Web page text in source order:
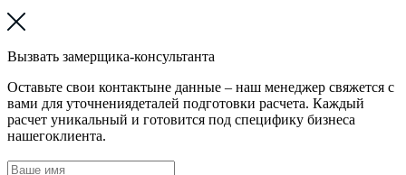
Вызвать замерщика-консультанта
Оставьте свои контактыне данные – наш менеджер свяжется с
вами для уточнениядеталей подготовки расчета. Каждый
расчет уникальный и готовится под специфику бизнеса
нашегоклиента.